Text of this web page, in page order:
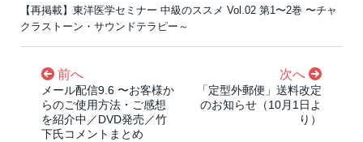
【再掲載】東洋医学セミナー 中級のススメ Vol.02 第1〜2巻 〜チャ
クラストーン・サウンドテラピー～
前へ
メール配信9.6 〜お客様か
らのご使用方法・ご感想
を紹介中／DVD発売／竹
下氏コメントまとめ
次へ
「定型外郵便」送料改定
のお知らせ（10月1日よ
り）